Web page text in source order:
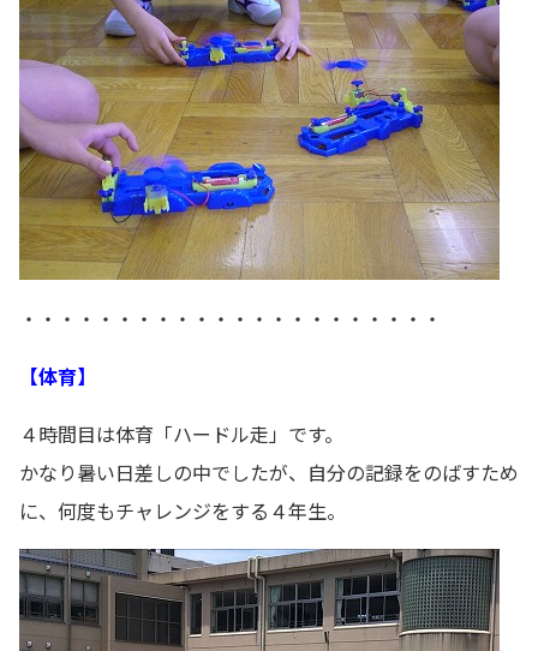
・・・・・・・・・・・・・・・・・・・・・・
【体育】
４時間目は体育「ハードル走」です。
かなり暑い日差しの中でしたが、自分の記録をのばすため
に、何度もチャレンジをする４年生。